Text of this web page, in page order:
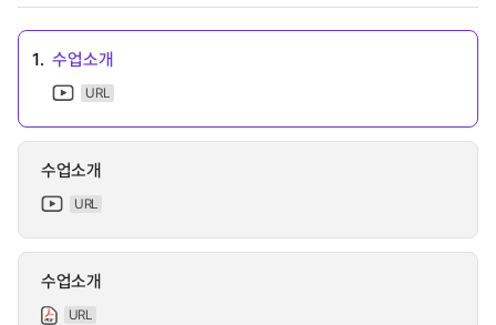
1. 수업소개
URL
수업소개
URL
수업소개
URL